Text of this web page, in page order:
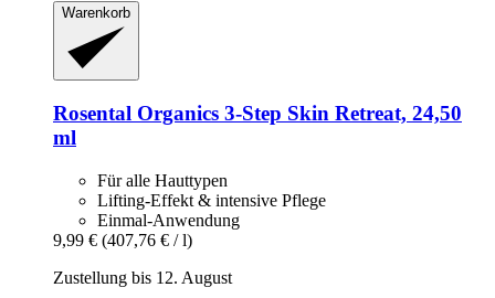
Warenkorb
Rosental Organics 3-​Step Skin Retreat, 24,50
ml
Für alle Hauttypen
Lifting-Effekt & intensive Pflege
Einmal-Anwendung
9,99 € (407,76 € / l)
Zustellung bis 12. August